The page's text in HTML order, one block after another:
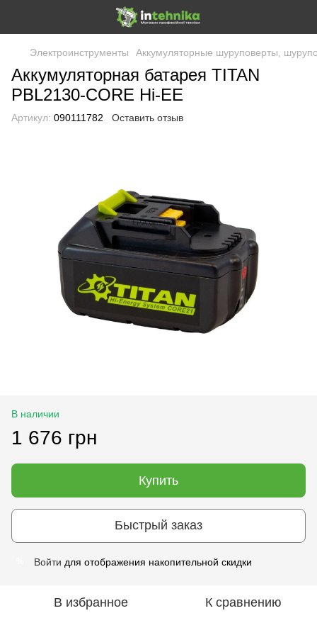
Электроинструменты Аккумуляторные шуруповерты,
Аккумуляторная батарея TITAN
PBL2130-CORE Hi-EE
Артикул: 090111782 Оставить отзыв
В наличии
1 676 грн
Купить
Быстрый заказ
Войти для отображения накопительной скидки
В избранное К сравнению